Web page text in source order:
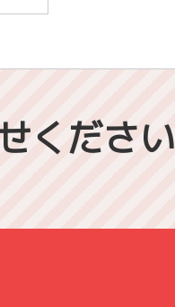
ください